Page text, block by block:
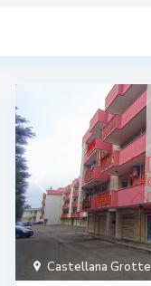
Castellana Grotte